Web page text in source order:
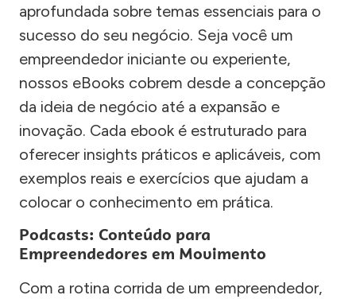
aprofundada sobre temas essenciais para o
sucesso do seu negócio. Seja você um
empreendedor iniciante ou experiente,
nossos eBooks cobrem desde a concepção
da ideia de negócio até a expansão e
inovação. Cada ebook é estruturado para
oferecer insights práticos e aplicáveis, com
exemplos reais e exercícios que ajudam a
colocar o conhecimento em prática.
Podcasts: Conteúdo para
Empreendedores em Movimento
Com a rotina corrida de um empreendedor,